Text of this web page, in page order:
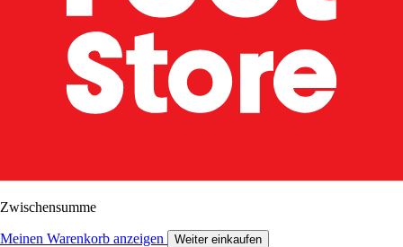
Zwischensumme
Meinen Warenkorb anzeigen Weiter einkaufen